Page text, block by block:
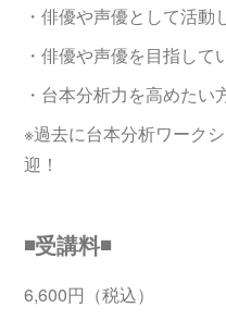
・俳優や声優として活動
・俳優や声優を目指して
・台本分析力を高めたい
※過去に台本分析ワーク
迎！
◾️受講料◾️
6,600円（税込）